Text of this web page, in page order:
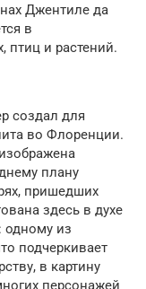
Джентиле да
в
птиц и растений.
создал для
во Флоренции.
плану
пришедших
здесь в духе
одному из
подчеркивает
в картину
персонажей